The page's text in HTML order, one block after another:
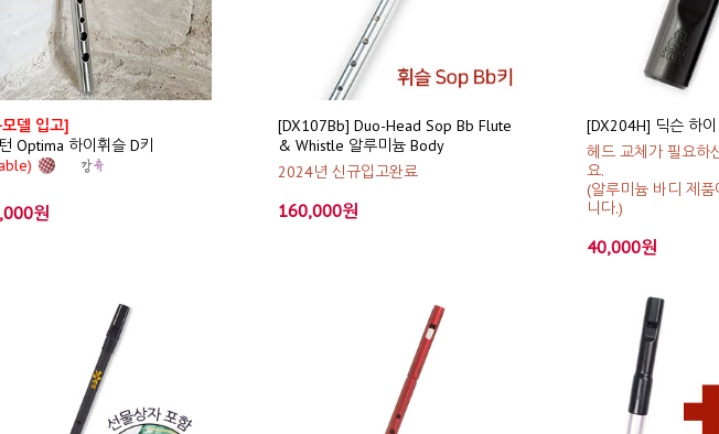
델 입고]
Optima 하이휘슬 D키
원
[DX107Bb] Duo-Head Sop Bb Flute
& Whistle 알루미늄 Body
2024년 신규입고완료
160,000원
[DX204H] 딕슨 하
헤드 교체가 필요하
요.
(알루미늄 바디 제
니다.)
40,000원